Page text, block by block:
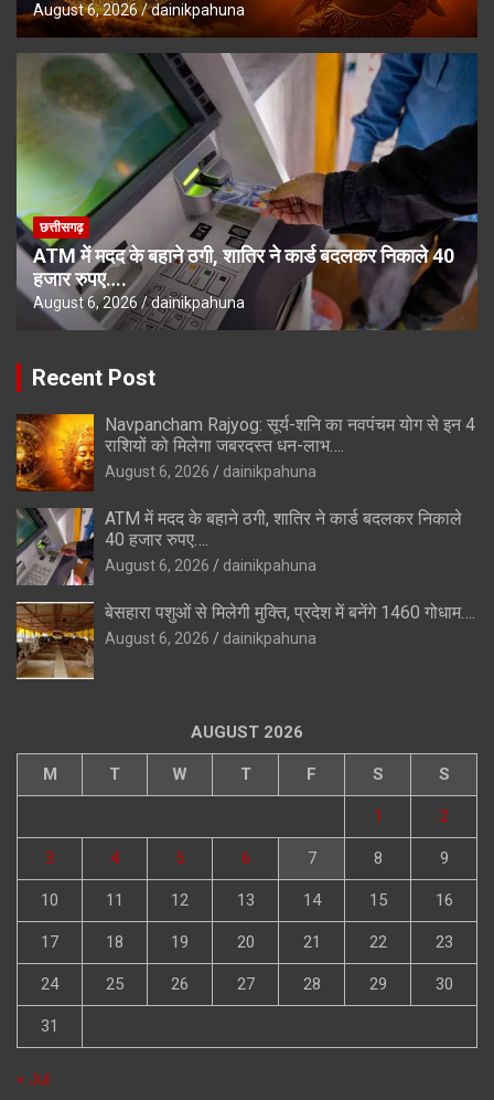
August 6, 2026 dainikpahuna
छत्तीसगढ़
ATM में मदद के बहाने ठगी, शातिर ने कार्ड बदलकर निकाले 40
हजार रुपए….
August 6, 2026 dainikpahuna
Recent Post
Navpancham Rajyog: सूर्य-शनि का नवपंचम योग से इन 4
राशियों को मिलेगा जबरदस्त धन-लाभ….
August 6, 2026 dainikpahuna
ATM में मदद के बहाने ठगी, शातिर ने कार्ड बदलकर निकाले
40 हजार रुपए….
August 6, 2026 dainikpahuna
बेसहारा पशुओं से मिलेगी मुक्ति, प्रदेश में बनेंगे 1460 गोधाम….
August 6, 2026 dainikpahuna
AUGUST 2026
M T W T F S S
1 2
3 4 5 6 7 8 9
10 11 12 13 14 15 16
17 18 19 20 21 22 23
24 25 26 27 28 29 30
31
« Jul